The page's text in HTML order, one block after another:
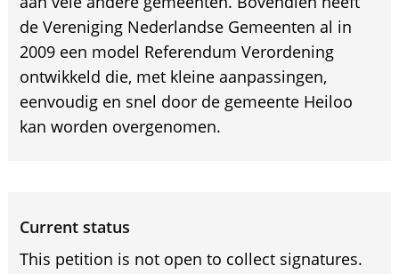
de Vereniging Nederlandse Gemeenten al in
2009 een model Referendum Verordening
ontwikkeld die, met kleine aanpassingen,
eenvoudig en snel door de gemeente Heiloo
kan worden overgenomen.
Current status
This petition is not open to collect signatures.